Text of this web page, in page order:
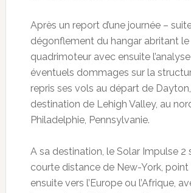
Après un report d’une journée –
dégonflement du hangar abritant le
quadrimoteur avec ensuite
éventuels dommages sur la
repris ses vols au départ de
destination de Lehigh Valley, au
Philadelphie, Pennsylvanie.
A sa destination, le Solar Impulse 2
courte distance de New-York,
ensuite vers l’Europe ou l’Afrique,